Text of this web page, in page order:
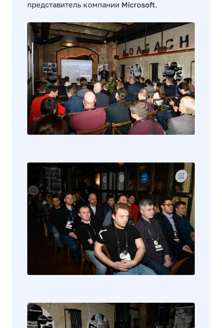
представитель компании Microsoft.